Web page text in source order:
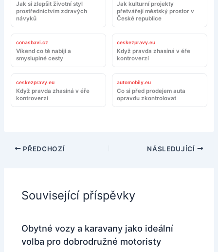
Jak si zlepšit životní styl
prostřednictvím zdravých
návyků
Jak kulturní projekty
přetvářejí městský prostor v
České republice
conasbavi.cz
Víkend co tě nabijí a
smysluplné cesty
ceskezpravy.eu
Když pravda zhasíná v éře
kontroverzí
ceskezpravy.eu
Když pravda zhasíná v éře
kontroverzí
automobily.eu
Co si před prodejem auta
opravdu zkontrolovat
PŘEDCHOZÍ NÁSLEDUJÍCÍ
Související příspěvky
Obytné vozy a karavany jako ideální
volba pro dobrodružné motoristy